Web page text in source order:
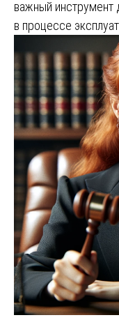
важный инструмент
в процессе